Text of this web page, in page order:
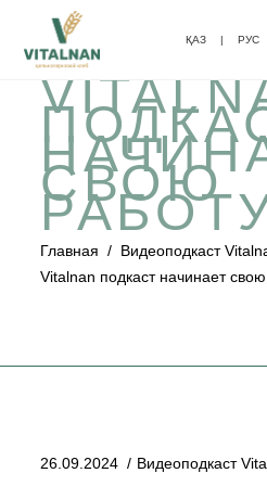
ҚАЗ | РУС
СВОЮ
Главная / Видеоподкаст
Vitalnan подкаст начинает
26.09.2024 Видеоподкаст